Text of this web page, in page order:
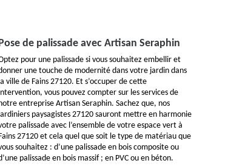
de palissade avec Artisan Seraphin
pour une palissade si vous souhaitez embellir et
une touche de modernité dans votre jardin dans
ville de Fains 27120. Et s’occuper de cette
vous pouvez compter sur les services de
entreprise Artisan Seraphin. Sachez que, nos
paysagistes 27120 sauront mettre en harmonie
palissade avec l’ensemble de votre espace vert à
27120 et cela quel que soit le type de matériau que
souhaitez : d’une palissade en bois composite ou
palissade en bois massif ; en PVC ou en béton.